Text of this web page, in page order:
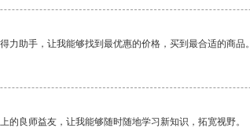
力助手，让我能够找到最优惠的价格，买到最合适的商品。
的良师益友，让我能够随时随地学习新知识，拓宽视野。